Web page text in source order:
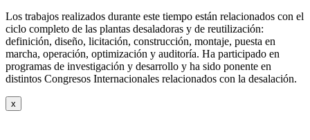
Los trabajos realizados durante este tiempo están relacionados con el
ciclo completo de las plantas desaladoras y de reutilización:
definición, diseño, licitación, construcción, montaje, puesta en
marcha, operación, optimización y auditoría. Ha participado en
programas de investigación y desarrollo y ha sido ponente en
distintos Congresos Internacionales relacionados con la desalación.
x